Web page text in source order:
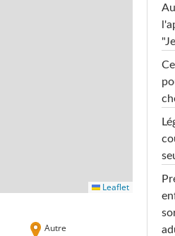
Leaflet
Autre